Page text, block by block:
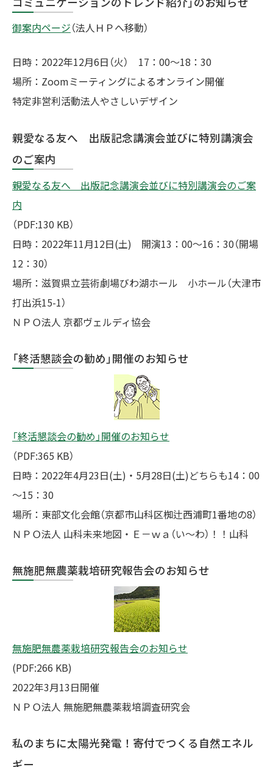
御案内ページ（法人ＨＰへ移動）
日時：2022年12月6日（火） 17：00～18：30
場所：Zoomミーティングによるオンライン開催
特定非営利活動法人やさしいデザイン
親愛なる友へ 出版記念講演会並びに特別講演会
のご案内
親愛なる友へ 出版記念講演会並びに特別講演会のご案
内
（PDF:130 KB）
日時：2022年11月12日(土) 開演13：00～16：30（開場
12：30）
場所：滋賀県立芸術劇場びわ湖ホール 小ホール（大津市
打出浜15-1）
ＮＰＯ法人 京都ヴェルディ協会
「終活懇談会の勧め」開催のお知らせ
「終活懇談会の勧め」開催のお知らせ
（PDF:365 KB）
日時：2022年4月23日(土)・5月28日(土)どちらも14：00
～15：30
場所：東部文化会館（京都市山科区椥辻西浦町1番地の8）
ＮＰＯ法人 山科未来地図・Ｅ－ｗａ（い～わ）！！山科
無施肥無農薬栽培研究報告会のお知らせ
無施肥無農薬栽培研究報告会のお知らせ
(PDF:266 KB)
2022年3月13日開催
ＮＰＯ法人 無施肥無農薬栽培調査研究会
私のまちに太陽光発電！寄付でつくる自然エネル